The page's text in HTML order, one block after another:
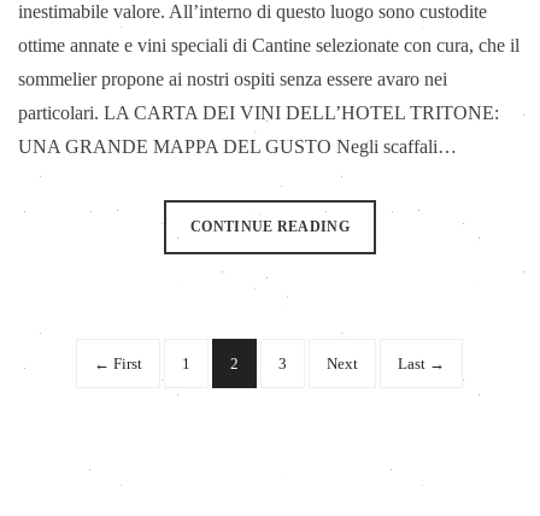
inestimabile valore. All’interno di questo luogo sono custodite
ottime annate e vini speciali di Cantine selezionate con cura, che il
sommelier propone ai nostri ospiti senza essere avaro nei
particolari. LA CARTA DEI VINI DELL’HOTEL TRITONE:
UNA GRANDE MAPPA DEL GUSTO Negli scaffali…
CONTINUE READING
← First 1 2 3 Next Last →